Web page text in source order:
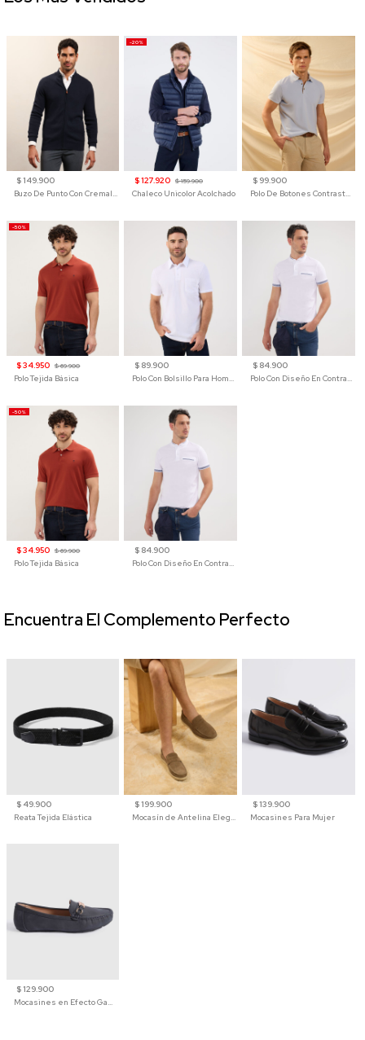
$ 149.900
Buzo De Punto Con Cremallera Para Hombre
-20%
$ 127.920 $ 159.900
Chaleco Unicolor Acolchado
$ 99.900
Polo De Botones Contraste Para Hombre
-50%
$ 34.950 $ 69.900
Polo Tejida Básica
$ 89.900
Polo Con Bolsillo Para Hombre
$ 84.900
Polo Con Diseño En Contraste
-50%
$ 34.950 $ 69.900
Polo Tejida Básica
$ 84.900
Polo Con Diseño En Contraste
$ 49.900
Reata Tejida Elástica
$ 199.900
$ 139.900
Mocasines Para Mujer
$ 129.900
Encuentra El Complemento Perfecto